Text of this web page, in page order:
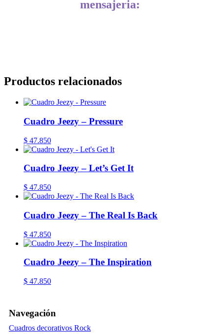
mensajeria:
Productos relacionados
Cuadro Jeezy – Pressure
$ 47.850
Cuadro Jeezy – Let’s Get It
$ 47.850
Cuadro Jeezy – The Real Is Back
$ 47.850
Cuadro Jeezy – The Inspiration
$ 47.850
Navegación
Cuadros decorativos Rock